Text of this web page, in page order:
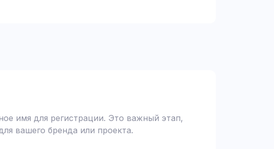
имя для регистрации. Это важный этап,
вашего бренда или проекта.